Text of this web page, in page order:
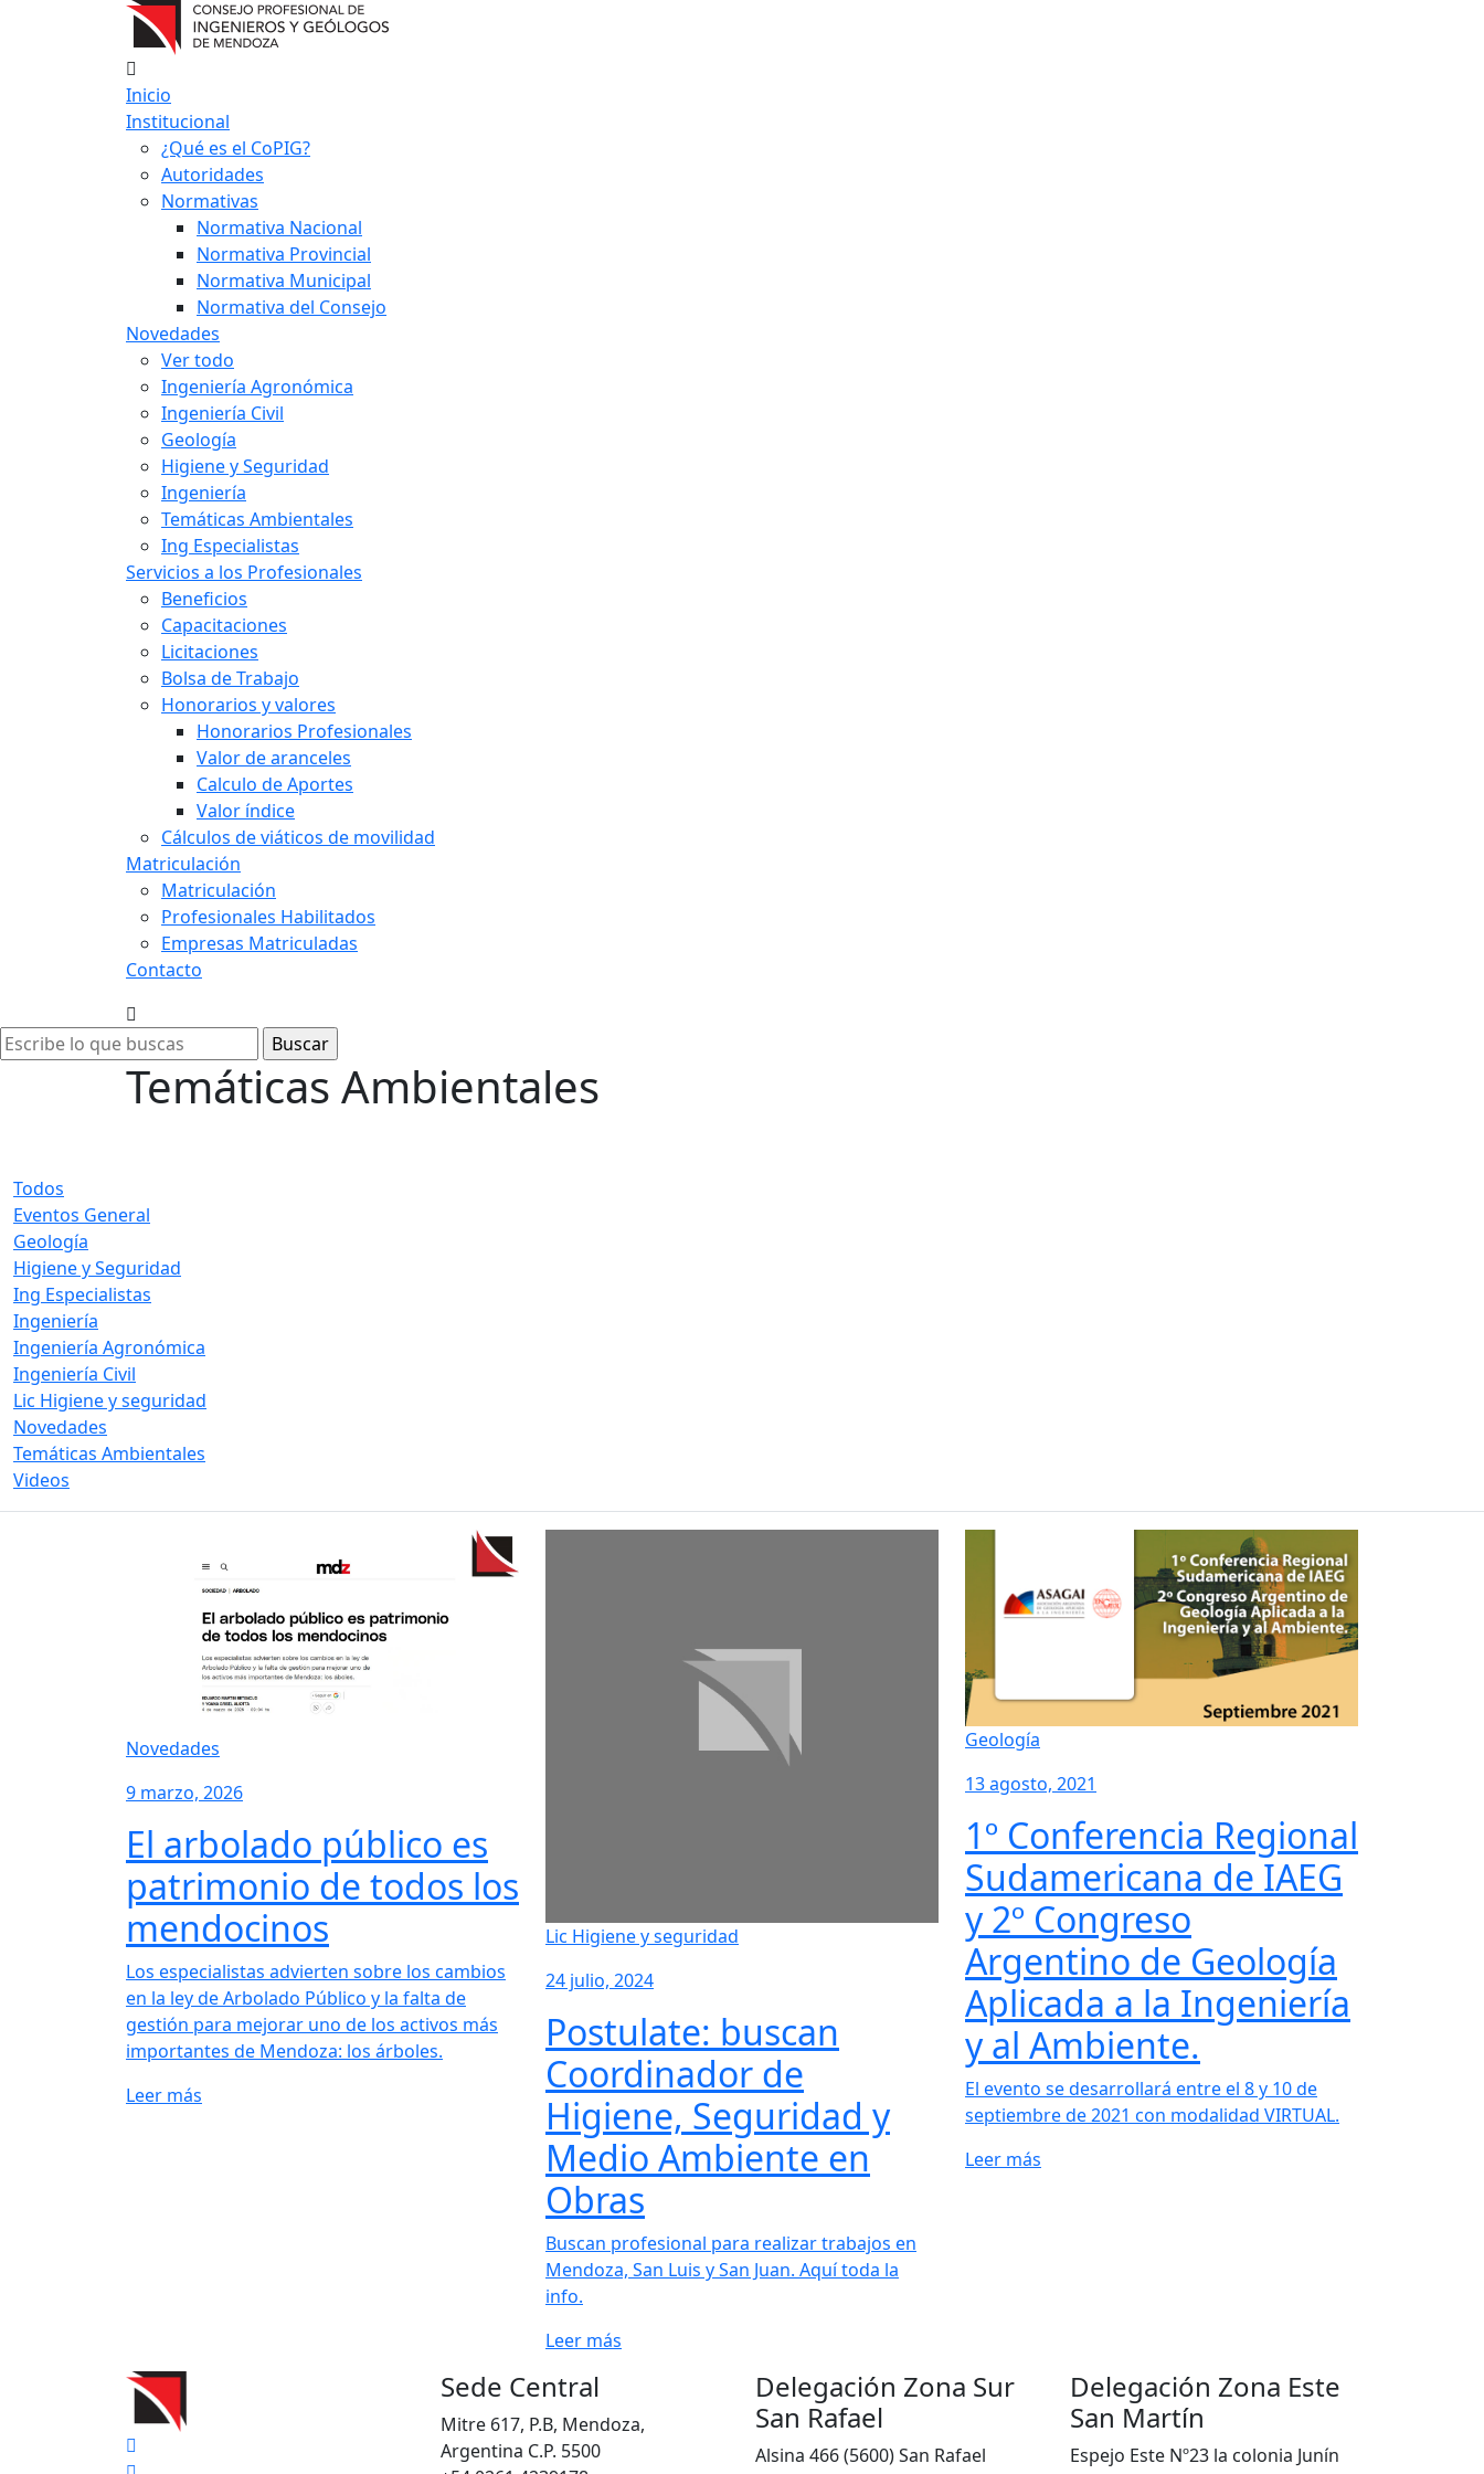
Inicio
Institucional
¿Qué es el CoPIG?
Autoridades
Normativas
Normativa Nacional
Normativa Provincial
Normativa Municipal
Normativa del Consejo
Novedades
Ver todo
Ingeniería Agronómica
Ingeniería Civil
Geología
Higiene y Seguridad
Ingeniería
Temáticas Ambientales
Ing Especialistas
Servicios a los Profesionales
Beneficios
Capacitaciones
Licitaciones
Bolsa de Trabajo
Honorarios y valores
Honorarios Profesionales
Valor de aranceles
Calculo de Aportes
Valor índice
Cálculos de viáticos de movilidad
Matriculación
Matriculación
Profesionales Habilitados
Empresas Matriculadas
Contacto
Temáticas Ambientales
Todos
Eventos General
Geología
Higiene y Seguridad
Ing Especialistas
Ingeniería
Ingeniería Agronómica
Ingeniería Civil
Lic Higiene y seguridad
Novedades
Temáticas Ambientales
Videos
Novedades
9 marzo, 2026
El arbolado público es
patrimonio de todos los
mendocinos
Los especialistas advierten sobre los cambios
en la ley de Arbolado Público y la falta de
gestión para mejorar uno de los activos más
importantes de Mendoza: los árboles.
Leer más
Lic Higiene y seguridad
24 julio, 2024
Postulate: buscan
Coordinador de
Higiene, Seguridad y
Medio Ambiente en
Obras
Buscan profesional para realizar trabajos en
Mendoza, San Luis y San Juan. Aquí toda la
info.
Leer más
Geología
13 agosto, 2021
1º Conferencia Regional
Sudamericana de IAEG
y 2º Congreso
Argentino de Geología
Aplicada a la Ingeniería
y al Ambiente.
El evento se desarrollará entre el 8 y 10 de
septiembre de 2021 con modalidad VIRTUAL.
Leer más
Sede Central
Mitre 617, P.B, Mendoza,
Argentina C.P. 5500
Delegación Zona Sur
San Rafael
Alsina 466 (5600) San Rafael
Delegación Zona Este
San Martín
Espejo Este Nº23 la colonia Junín